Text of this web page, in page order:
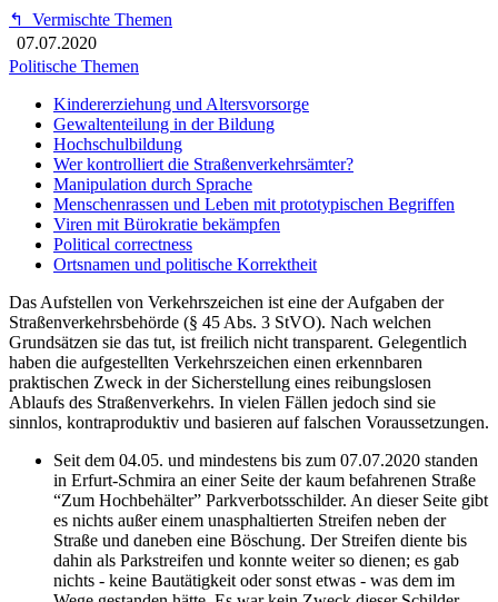
↰
Vermischte Themen
07.07.2020
Politische Themen
Kindererziehung und Altersvorsorge
Gewaltenteilung in der Bildung
Hochschulbildung
Wer kontrolliert die Straßenverkehrsämter?
Manipulation durch Sprache
Menschenrassen und Leben mit prototypischen Begriffen
Viren mit Bürokratie bekämpfen
Political correctness
Ortsnamen und politische Korrektheit
Das Aufstellen von Verkehrszeichen ist eine der Aufgaben der
Straßenverkehrsbehörde (§ 45 Abs. 3 StVO). Nach welchen
Grundsätzen sie das tut, ist freilich nicht transparent. Gelegentlich
haben die aufgestellten Verkehrszeichen einen erkennbaren
praktischen Zweck in der Sicherstellung eines reibungslosen
Ablaufs des Straßenverkehrs. In vielen Fällen jedoch sind sie
sinnlos, kontraproduktiv und basieren auf falschen Voraussetzungen.
Seit dem 04.05. und mindestens bis zum 07.07.2020 standen
in Erfurt-Schmira an einer Seite der kaum befahrenen Straße
“Zum Hochbehälter” Parkverbotsschilder. An dieser Seite gibt
es nichts außer einem unasphaltierten Streifen neben der
Straße und daneben eine Böschung. Der Streifen diente bis
dahin als Parkstreifen und konnte weiter so dienen; es gab
nichts - keine Bautätigkeit oder sonst etwas - was dem im